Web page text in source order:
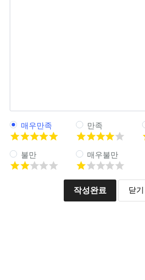
매우만족 만족
불만 매우불만
작성완료 닫기